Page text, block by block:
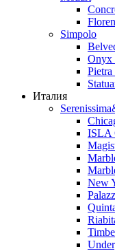
Simpolo
Onyx
Италия
ISLA
New